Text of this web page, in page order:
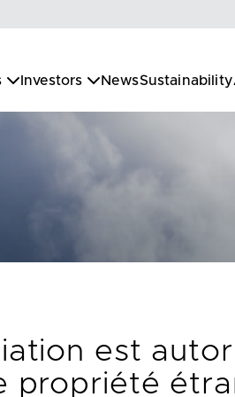
Investors NewsSustainability
est
propriété